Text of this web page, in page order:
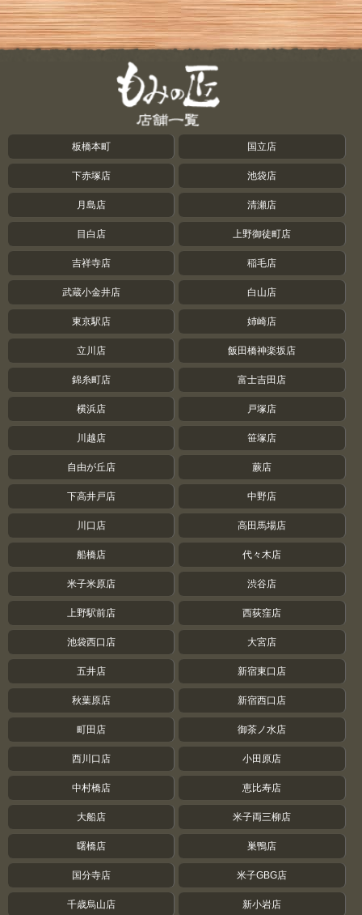
板橋本町 国立店
下赤塚店 池袋店
月島店 清瀬店
目白店 上野御徒町店
吉祥寺店 稲毛店
武蔵小金井店 白山店
東京駅店 姉崎店
立川店 飯田橋神楽坂店
錦糸町店 富士吉田店
横浜店 戸塚店
川越店 笹塚店
自由が丘店 蕨店
下高井戸店 中野店
川口店 高田馬場店
船橋店 代々木店
米子米原店 渋谷店
上野駅前店 西荻窪店
池袋西口店 大宮店
五井店 新宿東口店
秋葉原店 新宿西口店
町田店 御茶ノ水店
西川口店 小田原店
中村橋店 恵比寿店
大船店 米子両三柳店
曙橋店 巣鴨店
国分寺店 米子GBG店
千歳烏山店 新小岩店